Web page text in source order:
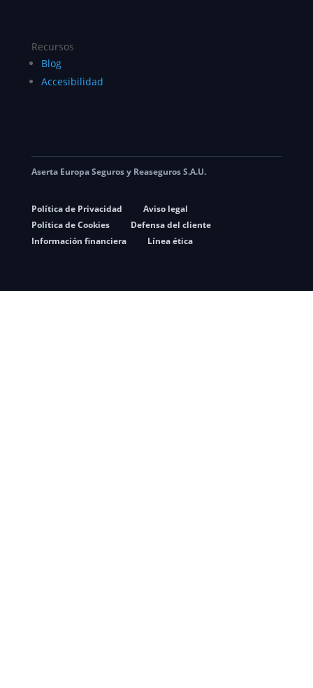
Recursos
Blog
Accesibilidad
Aserta Europa Seguros y Reaseguros S.A.U.
Política de Privacidad
Aviso legal
Política de Cookies
Defensa del cliente
Información financiera
Línea ética